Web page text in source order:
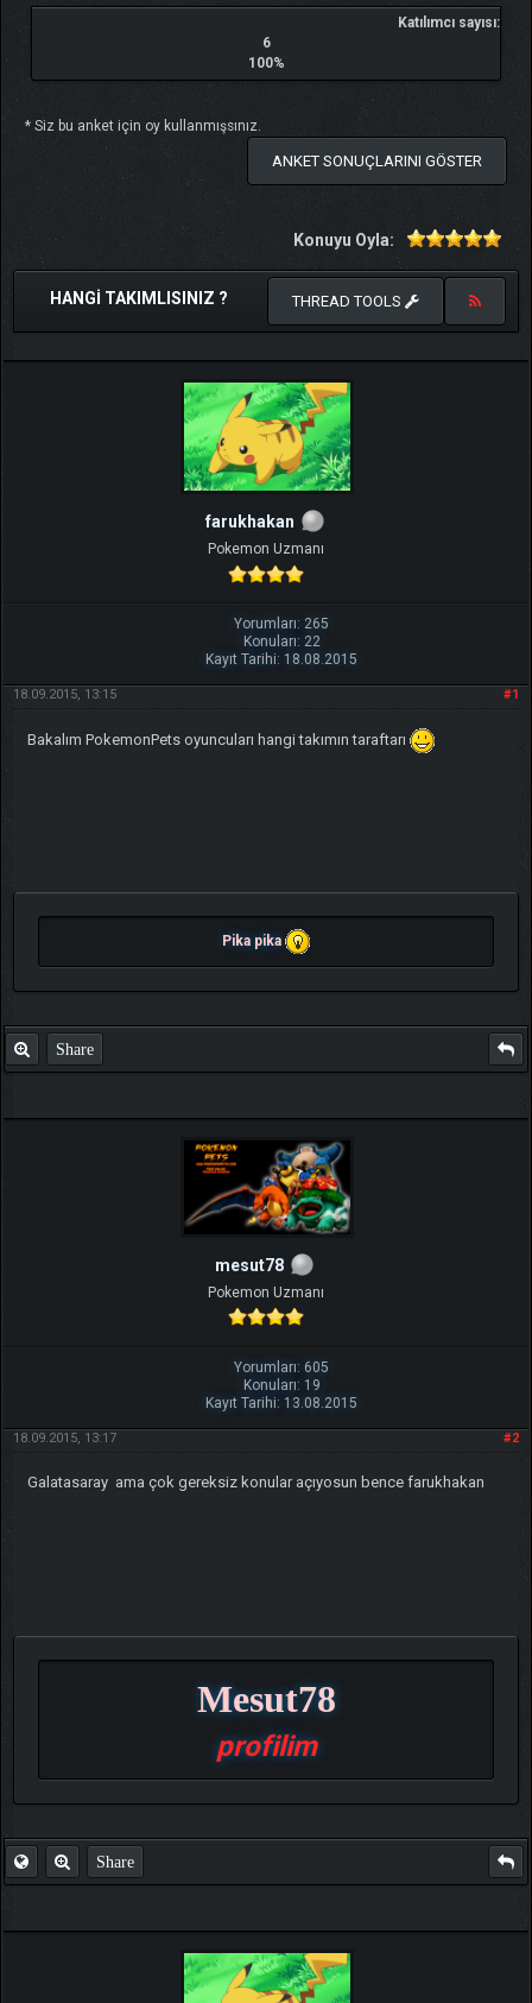
Katılımcı sayısı:
6
100%
* Siz bu anket için oy kullanmışsınız.
ANKET SONUÇLARINI GÖSTER
Konuyu Oyla:
HANGI TAKIMLISINIZ ? THREAD TOOLS
farukhakan
Pokemon Uzmanı
Yorumları: 265
Konuları: 22
Kayıt Tarihi: 18.08.2015
#1
18.09.2015, 13:15
Bakalım PokemonPets oyuncuları hangi takımın taraftarı
Pika pika
Share
mesut78
Pokemon Uzmanı
Yorumları: 605
Konuları: 19
Kayıt Tarihi: 13.08.2015
#2
18.09.2015, 13:17
Galatasaray ama çok gereksiz konular açıyosun bence farukhakan
Mesut78
profilim
Share